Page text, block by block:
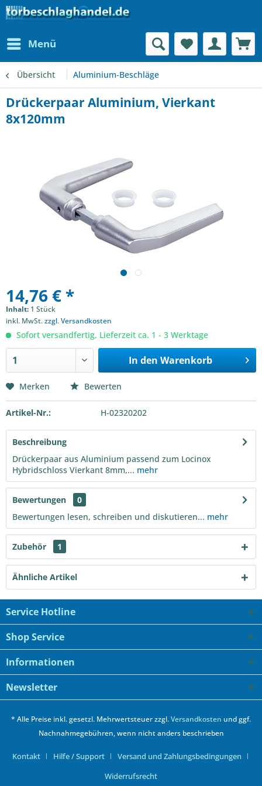
Menü
Übersicht Aluminium-Beschläge
Drückerpaar Aluminium, Vierkant
8x120mm
14,76 € *
Inhalt: 1 Stück
inkl. MwSt.zzgl. Versandkosten
Sofort versandfertig, Lieferzeit ca. 1 - 3 Werktage
In den Warenkorb
Merken Bewerten
Artikel-Nr.: H-02320202
Beschreibung
Drückerpaar aus Aluminium passend zum Locinox
Hybridschloss Vierkant 8mm,... mehr
Bewertungen
0
Bewertungen lesen, schreiben und diskutieren... mehr
Zubehör 1
Ähnliche Artikel
Service Hotline
Shop Service
Informationen
Newsletter
* Alle Preise inkl. gesetzl. Mehrwertsteuer zzgl.Versandkosten und ggf.
Nachnahmegebühren, wenn nicht anders beschrieben
Kontakt Hilfe / Support
Versand und Zahlungsbedingungen
Widerrufsrecht